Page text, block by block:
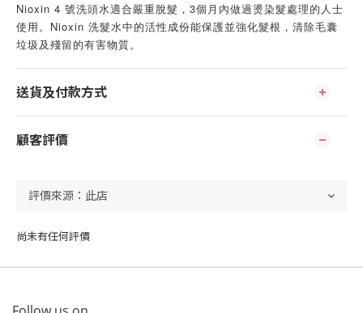
Nioxin 4 號洗頭水適合嚴重脫髮，3個月內做過燙染髮處理的人士
使用。Nioxin 洗髮水中的活性成份能保護並強化髮根，清除毛囊
垃圾及殘留的有害物質。
送貨及付款方式
顧客評價
尚未有任何評價